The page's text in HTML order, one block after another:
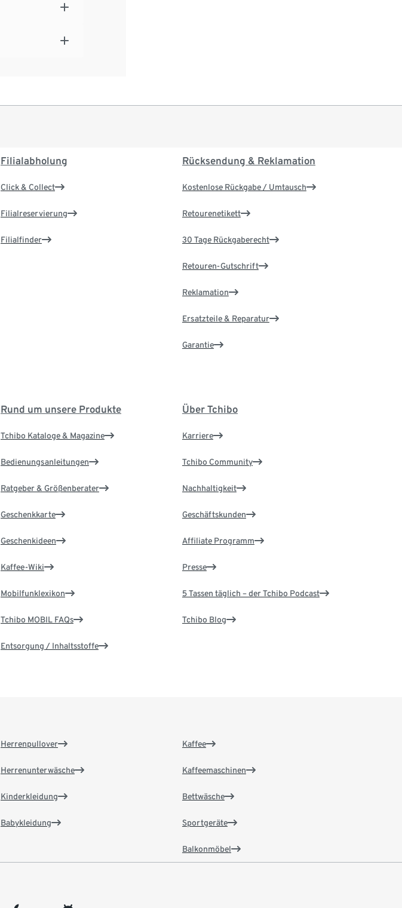
Filialabholung
Click & Collect
Filialreservierung
Filialfinder
Rücksendung & Reklamation
Kostenlose Rückgabe / Umtausch
Retourenetikett
30 Tage Rückgaberecht
Retouren-Gutschrift
Reklamation
Ersatzteile & Reparatur
Garantie
Rund um unsere Produkte
Tchibo Kataloge & Magazine
Bedienungsanleitungen
Ratgeber & Größenberater
Geschenkkarte
Geschenkideen
Kaffee-Wiki
Mobilfunklexikon
Tchibo MOBIL FAQs
Entsorgung / Inhaltsstoffe
Über Tchibo
Karriere
Tchibo Community
Nachhaltigkeit
Geschäftskunden
Affiliate Programm
Presse
5 Tassen täglich – der Tchibo Podcast
Tchibo Blog
Herrenpullover
Herrenunterwäsche
Kinderkleidung
Babykleidung
Kaffee
Kaffeemaschinen
Bettwäsche
Sportgeräte
Balkonmöbel